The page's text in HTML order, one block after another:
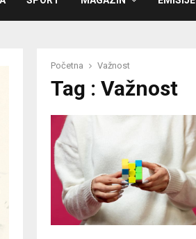
Početna Važnost
Tag : Važnost